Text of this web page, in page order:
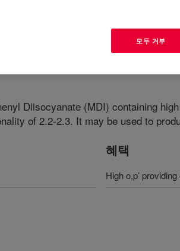
Diisocyanate (MDI) containing
of 2.2-2.3. It may be used to
혜택
High o,p’
모두 거부